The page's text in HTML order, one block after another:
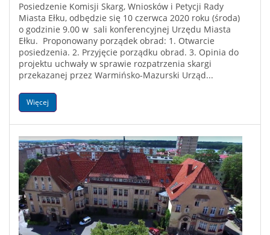
Posiedzenie Komisji Skarg, Wniosków i Petycji Rady
Miasta Ełku, odbędzie się 10 czerwca 2020 roku (środa)
o godzinie 9.00 w sali konferencyjnej Urzędu Miasta
Ełku. Proponowany porządek obrad: 1. Otwarcie
posiedzenia. 2. Przyjęcie porządku obrad. 3. Opinia do
projektu uchwały w sprawie rozpatrzenia skargi
przekazanej przez Warmińsko-Mazurski Urząd...
Więcej